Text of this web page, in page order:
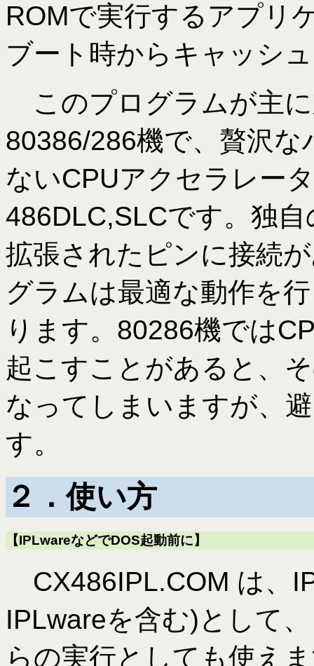
ROMで実行するアプリ
ブート時からキャッシ
このプログラムが主
80386/286機で、贅沢
ないCPUアクセラレー
486DLC,SLCです。独
拡張されたピンに接続
グラムは最適な動作を
ります。80286機では
起こすことがあると、
なってしまいますが、
す。
２．使い方
【IPLwareなどでDOS起動前に】
CX486IPL.COM は、
IPLwareを含む)として
らの実行としても使え